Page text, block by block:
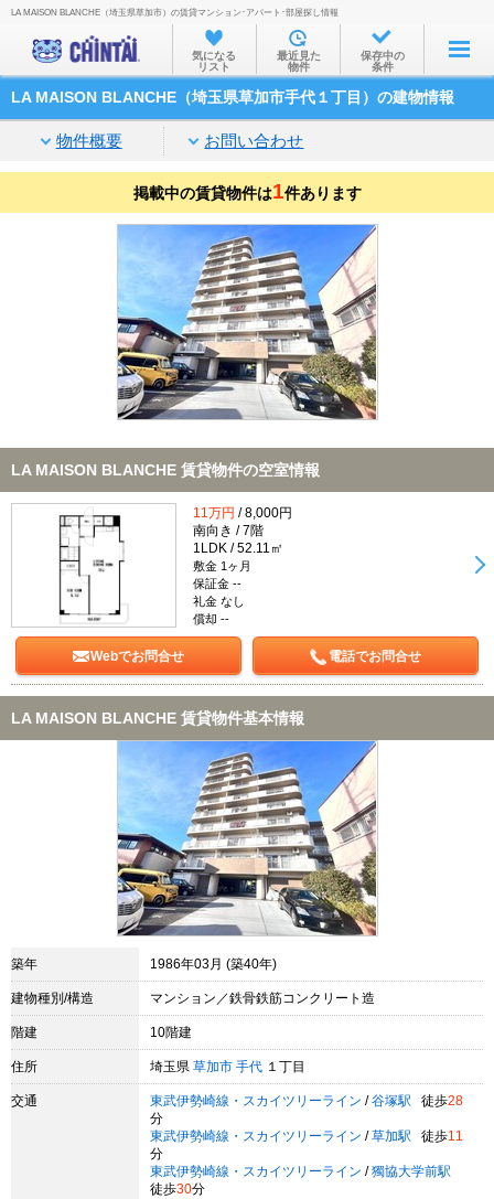
お部屋を探す
沿線・駅から
家賃相場から
通勤通学時間から
物件特集から
不動産会社から
TOP
LA MAISON BLANCHE（埼玉県草加市）の賃貸マンション･アパート･部屋探し情報
気になる
リスト
最近見た
物件
保存中の
条件
LA MAISON BLANCHE（埼玉県草加市手代１丁目）の建物情報
物件概要 お問い合わせ
掲載中の賃貸物件は1件あります
LA MAISON BLANCHE 賃貸物件の空室情報
11万円 / 8,000円
南向き / 7階
1LDK / 52.11㎡
敷金 1ヶ月
保証金 --
礼金 なし
償却 --
Webでお問合せ 電話でお問合せ
LA MAISON BLANCHE 賃貸物件基本情報
築年 1986年03月 (築40年)
建物種別/構造 マンション／鉄骨鉄筋コンクリート造
階建 10階建
住所 埼玉県 草加市 手代 １丁目
交通 東武伊勢崎線・スカイツリーライン / 谷塚駅 徒歩28
分
東武伊勢崎線・スカイツリーライン / 草加駅 徒歩11
分
東武伊勢崎線・スカイツリーライン / 獨協大学前駅
徒歩30分